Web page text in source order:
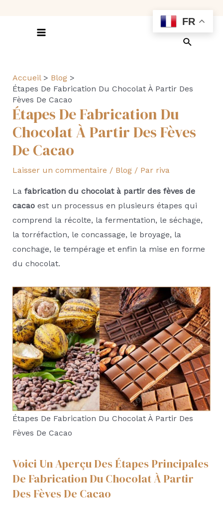
Accueil
Blog
Étapes De Fabrication Du Chocolat À Partir Des
Fèves De Cacao
Étapes De Fabrication Du
Chocolat À Partir Des Fèves
De Cacao
Laisser un commentaire / Blog/ Par riva
La fabrication du chocolat à partir des fèves de
cacaoest un processus en plusieurs étapes qui
comprend la récolte, la fermentation, le séchage,
la torréfaction, le concassage, le broyage, la
conchage, le tempérage et enfin la mise en forme
du chocolat.
Étapes De Fabrication Du Chocolat À Partir Des
Fèves De Cacao
Voici Un Aperçu Des Étapes Principales
De Fabrication Du Chocolat À Partir
Des Fèves De Cacao
FR